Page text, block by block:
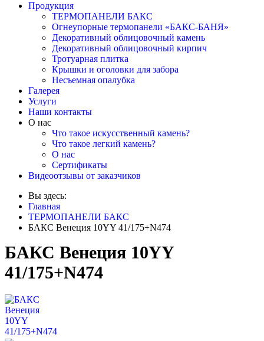
Продукция
ТЕРМОПАНЕЛИ БАКС
Огнеупорные термопанели «БАКС-БАНЯ»
Декоративный облицовочный камень
Декоративный облицовочный кирпич
Тротуарная плитка
Крышки и оголовки для забора
Несъемная опалубка
Галерея
Услуги
Наши контакты
О нас
Что такое искусственный камень?
Что такое легкий камень?
О нас
Сертификаты
Видеоотзывы от заказчиков
Вы здесь:
Главная
ТЕРМОПАНЕЛИ БАКС
БАКС Венеция 10YY 41/175+N474
БАКС Венеция 10YY
41/175+N474